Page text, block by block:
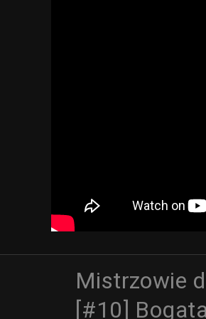
Mistrzowie
[#10]